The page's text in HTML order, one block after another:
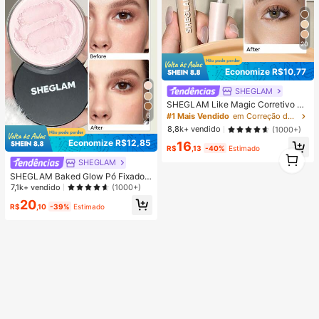
6
Economize R$12,85
SHEGLAM
SHEGLAM Baked Glow Pó Fixador-
Light Pink Marca De Beleza Cosmé
Ticos Maquiagem Para Mulheres E
Meninas
7,1k+ vendido (1000+)
R$20,10 -39% Estimado
20
Economize R$10,77
SHEGLAM
SHEGLAM Like Magic Corretivo Alt
a Cobertura 12H-Shell Marca De B
eleza CosméTicos Maquiagem Par
a Mulheres E Meninas
#1 Mais Vendido
em Correção de cor Corretivo
8,8k+ vendido
(1000+)
R$16 ,13 -40% Estimado
1